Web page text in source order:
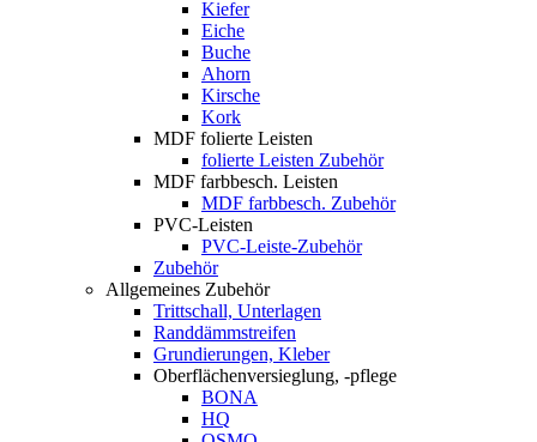
Kiefer
Eiche
Buche
Ahorn
Kirsche
Kork
MDF folierte Leisten
folierte Leisten Zubehör
MDF farbbesch. Leisten
MDF farbbesch. Zubehör
PVC-Leisten
PVC-Leiste-Zubehör
Zubehör
Allgemeines Zubehör
Trittschall, Unterlagen
Randdämmstreifen
Grundierungen, Kleber
Oberflächenversieglung, -pflege
BONA
HQ